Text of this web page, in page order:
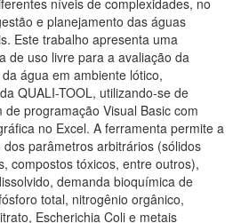
e planejamento das águas
Este trabalho apresenta uma
de uso livre para a avaliação da
água em ambiente lótico,
QUALI-TOOL, utilizando-se de
de programação Visual Basic com
no Excel. A ferramenta permite a
dos parâmetros arbitrários (sólidos
compostos tóxicos, entre outros),
demanda bioquímica de
total, nitrogênio orgânico,
Escherichia Coli e metais